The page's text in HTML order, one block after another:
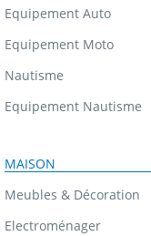
Equipement Auto
Equipement Moto
Nautisme
Equipement Nautisme
MAISON
Meubles & Décoration
Electroménager